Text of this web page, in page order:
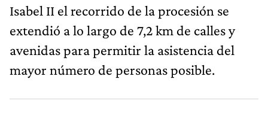
Isabel II el recorrido de la procesión se
extendió a lo largo de 7,2 km de calles y
avenidas para permitir la asistencia del
mayor número de personas posible.